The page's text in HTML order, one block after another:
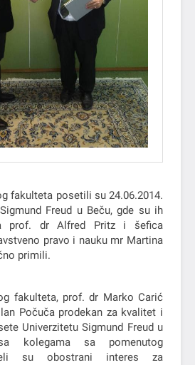
fakulteta posetili su 24.06.2014.
Freud u Beču, gde su ih
prof. dr Alfred Pritz i šefica
pravo i nauku mr Martina
primili.
fakulteta, prof. dr Marko Carić
Počuča prodekan za kvalitet i
Univerzitetu Sigmund Freud u
kolegama sa pomenutog
su obostrani interes za